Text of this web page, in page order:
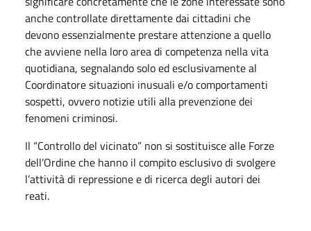
anche controllate direttamente dai cittadini che
devono essenzialmente prestare attenzione a quello
che avviene nella loro area di competenza nella vita
quotidiana, segnalando solo ed esclusivamente al
Coordinatore situazioni inusuali e/o comportamenti
sospetti, ovvero notizie utili alla prevenzione dei
fenomeni criminosi.
Il “Controllo del vicinato” non si sostituisce alle Forze
dell’Ordine che hanno il compito esclusivo di svolgere
l’attività di repressione e di ricerca degli autori dei
reati.